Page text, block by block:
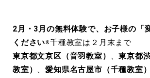
2月・ 3月の無料体験で、お子様の「
ください※千種教室は２月末まで
東京都文京区（音羽教室）
、東京都
教室） 、愛知県名古屋市（千種教室